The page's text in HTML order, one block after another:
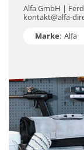
Alfa GmbH |
kontakt@alfa-
Marke: Alfa